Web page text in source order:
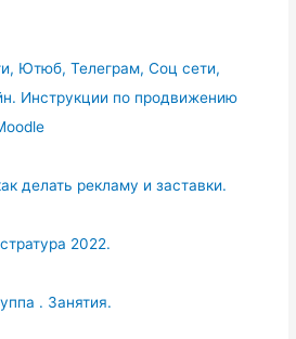
Ютюб, Телеграм, Соц сети,
Инструкции по продвижению
делать рекламу и заставки.
2022.
. Занятия.